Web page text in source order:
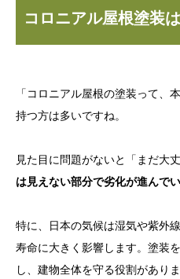
コロニアル屋根塗装
「コロニアル屋根の塗装って、
持つ方は多いですね。
見た目に問題がないと「まだ大
は見えない部分で劣化が進んで
特に、日本の気候は湿気や紫外
寿命に大きく影響します。塗装
し、建物全体を守る役割がありま